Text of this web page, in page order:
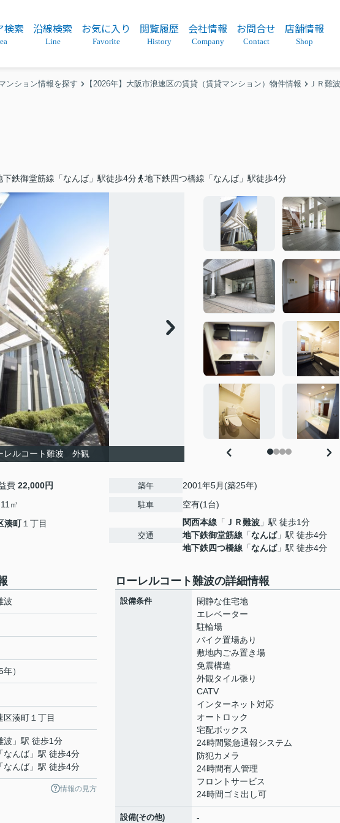
検索 沿線検索
Line
お気に入り
Favorite
閲覧履歴
History
会社情報
Company
お問合せ
Contact
店舗情報
Shop
ンション情報を探す 【2026年】大阪市浪速区の賃貸（賃貸マンション）物件情報 ＪＲ難
下鉄御堂筋線「なんば」駅徒歩4分 地下鉄四つ橋線「なんば」駅徒歩4分
レルコート難波 外観
費 22,000円
㎡
湊町１丁目
築年 2001年5月(築25年)
駐車 空有(1台)
交通
関西本線 「 ＪＲ難波 」駅 徒歩1分
地下鉄御堂筋線 「なんば」駅 徒歩4分
地下鉄四つ橋線 「なんば」駅 徒歩4分
波
）
区湊町 １丁目
波 」駅 徒歩1分
「なんば 」駅 徒歩4分
「なんば 」駅 徒歩4分
情報の見方
ローレルコート難波の詳細情報
設備条件
閑静な住宅地
エレベーター
駐輪場
バイク置場あり
敷地内ごみ置き場
免震構造
外観タイル張り
CATV
インターネット対応
オートロック
宅配ボックス
24時間緊急通報システム
防犯カメラ
24時間有人管理
フロントサービス
24時間ゴミ出し可
設備(その他) -